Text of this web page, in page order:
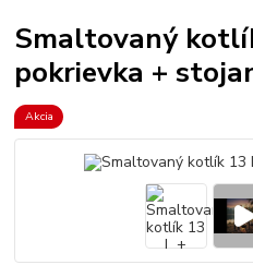
Smaltovaný
pokrievka +
Akcia